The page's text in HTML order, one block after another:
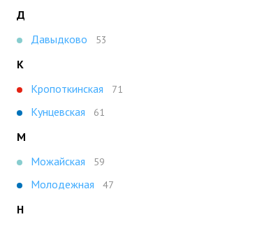
Д
Давыдково
53
К
Кропоткинская
71
Кунцевская 61
М
Можайская
59
Молодежная 47
Н